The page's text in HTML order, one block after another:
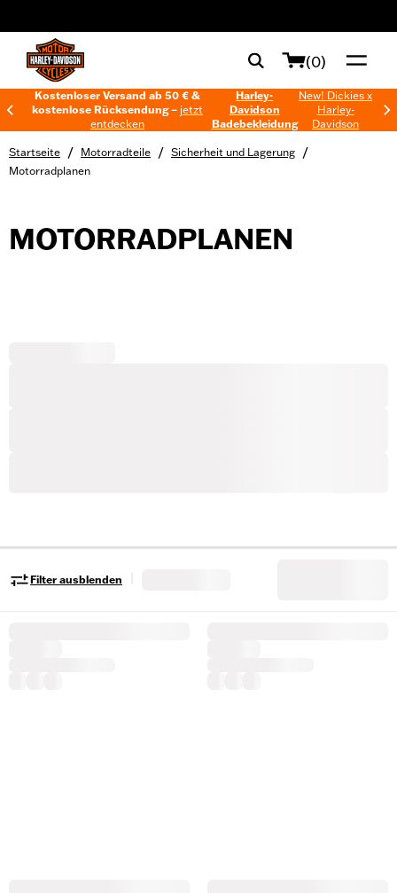
(0)
Kostenloser Versand ab 50 € &
kostenlose Rücksendung – jetzt
entdecken
Harley-
Davidson
Badebekleidung
New! Dickies x
Harley-
Davidson
Startseite / Motorradteile / Sicherheit und Lagerung /
Motorradplanen
MOTORRADPLANEN
Filter ausblenden